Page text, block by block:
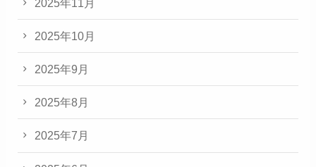
2025年11月
2025年10月
2025年9月
2025年8月
2025年7月